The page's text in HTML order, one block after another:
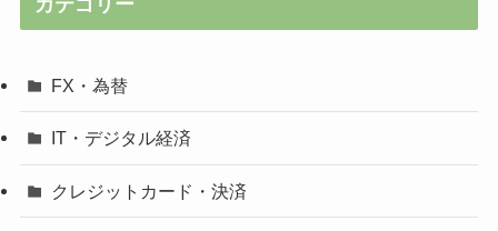
カテゴリー
FX・為替
IT・デジタル経済
クレジットカード・決済